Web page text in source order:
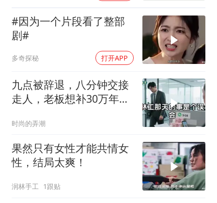
#因为一个片段看了整部
剧#
多奇探秘 打开APP
九点被辞退，八分钟交接
走人，老板想补30万年终
时尚的弄潮
果然只有女性才能共情女
性，结局太爽！
润林手工 1跟贴